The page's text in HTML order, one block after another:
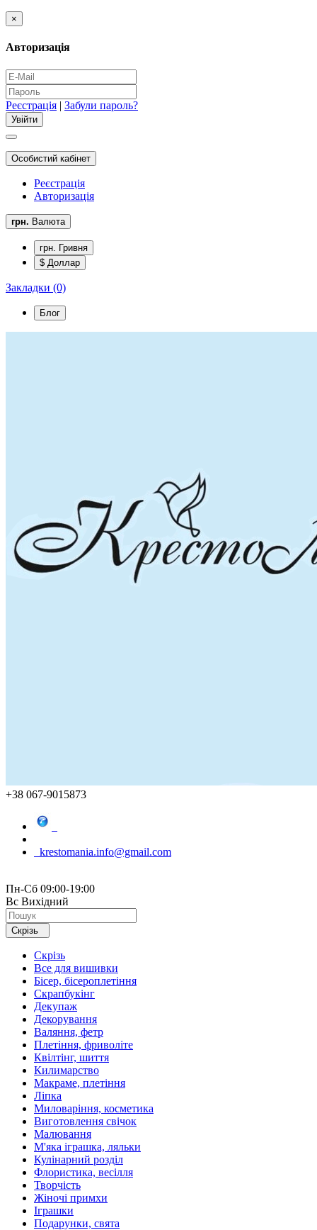
×
Авторизація
Реєстрація | Забули пароль?
Особистий кабінет
Реєстрація
Авторизація
грн. Валюта
грн. Гривня
$ Доллар
Закладки (0)
Блог
+38 067-9015873
krestomania.info@gmail.com
Пн-Сб 09:00-19:00
Вс Вихідний
Скрізь
Скрізь
Все для вишивки
Бісер, бісероплетіння
Скрапбукінг
Декупаж
Декорування
Валяння, фетр
Плетіння, фриволіте
Квілтінг, шиття
Килимарство
Макраме, плетіння
Ліпка
Миловаріння, косметика
Виготовлення свічок
Малювання
М'яка іграшка, ляльки
Кулінарний розділ
Флористика, весілля
Творчість
Жіночі примхи
Іграшки
Подарунки, свята